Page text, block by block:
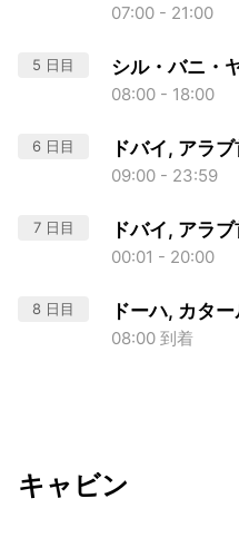
07:00 - 21:00
5 日目 シル・バニ・
08:00 - 18:00
6 日目 ドバイ, アラ
09:00 - 23:59
7 日目 ドバイ, アラ
00:01 - 20:00
8 日目 ドーハ, カタ
08:00 到着
キャビン